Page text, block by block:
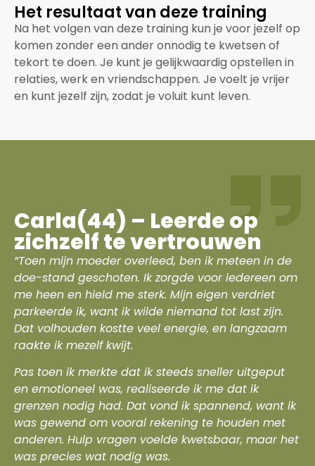
Het resultaat van deze training
Na het volgen van deze training kun je voor jezelf op
komen zonder een ander onnodig te kwetsen of
tekort te doen. Je kunt je gelijkwaardig opstellen in
relaties, werk en vriendschappen. Je voelt je vrijer
en kunt jezelf zijn, zodat je voluit kunt leven.
Carla(44) – Leerde op
zichzelf te vertrouwen
“Toen mijn moeder overleed, ben ik meteen in de
doe-stand geschoten. Ik zorgde voor iedereen om
me heen en hield me sterk. Mijn eigen verdriet
parkeerde ik, want ik wilde niemand tot last zijn.
Dat volhouden kostte veel energie, en langzaam
raakte ik mezelf kwijt.
Pas toen ik merkte dat ik steeds sneller uitgeput
en emotioneel was, realiseerde ik me dat ik
grenzen nodig had. Dat vond ik spannend, want ik
was gewend om vooral rekening te houden met
anderen. Hulp vragen voelde kwetsbaar, maar het
was precies wat nodig was.